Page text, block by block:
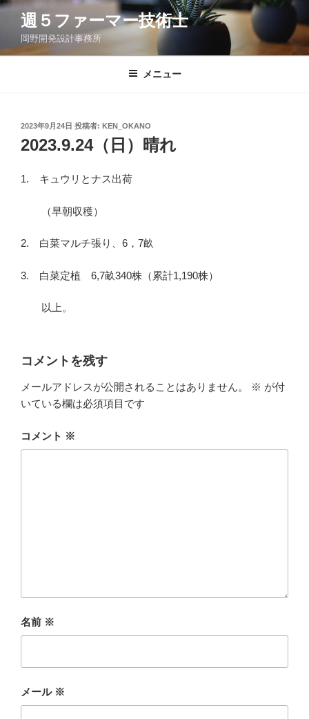
コ
ン
週５ファーマー技術士
岡野開発設計事務所
メニュー
投
稿
日:
2023年9月24日 投稿者: KEN_OKANO
2023.9.24（日）晴れ
1. キュウリとナス出荷
（早朝収穫）
2. 白菜マルチ張り、6，7畝
3. 白菜定植 6,7畝340株（累計1,190株）
以上。
コメントを残す
メールアドレスが公開されることはありません。 ※ が付
いている欄は必須項目です
コメント ※
名前 ※
メール ※